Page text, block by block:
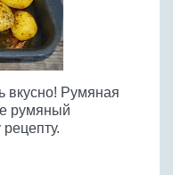
вкусно! Румяная
румяный